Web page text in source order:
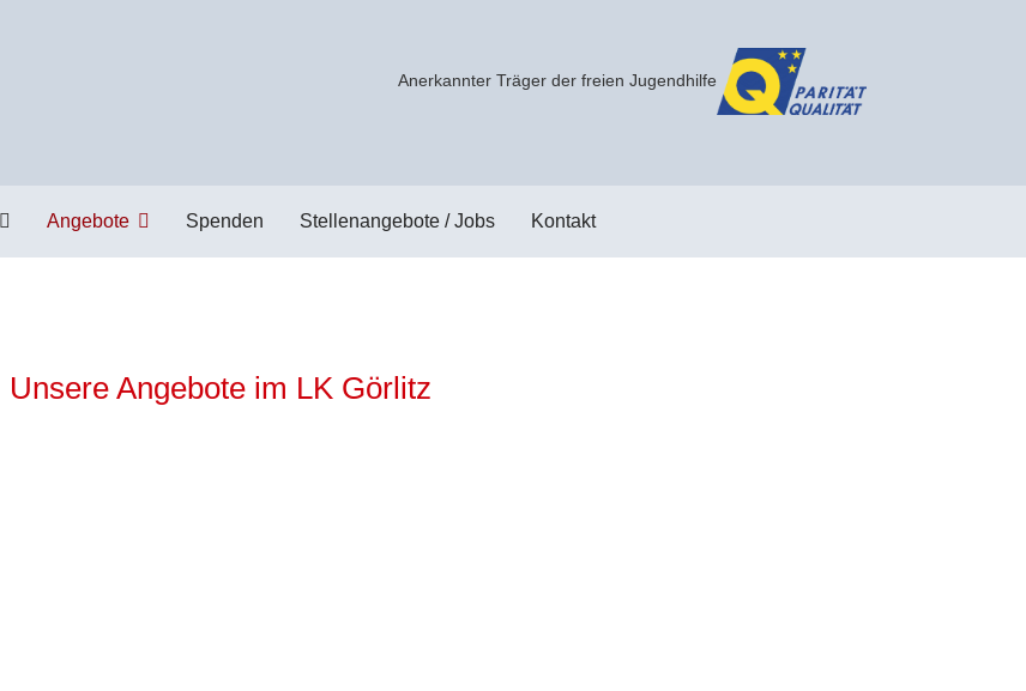
Anerkannter Träger der freien Jugendhilfe
Angebote Spenden Stellenangebote / Jobs Kontakt
Unsere Angebote im LK Görlitz